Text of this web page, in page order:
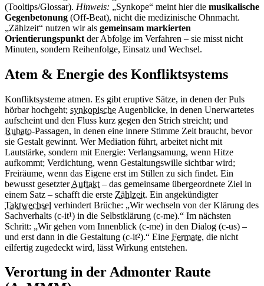
(Tooltips/Glossar). Hinweis: „Synkope“ meint hier die musikalische
Gegenbetonung (Off-Beat), nicht die medizinische Ohnmacht.
„Zählzeit“ nutzen wir als gemeinsam markierten
Orientierungspunkt der Abfolge im Verfahren – sie misst nicht
Minuten, sondern Reihenfolge, Einsatz und Wechsel.
Atem & Energie des Konfliktsystems
Konfliktsysteme atmen. Es gibt eruptive Sätze, in denen der Puls
hörbar hochgeht; synkopische Augenblicke, in denen Unerwartetes
aufscheint und den Fluss kurz gegen den Strich streicht; und
Rubato-Passagen, in denen eine innere Stimme Zeit braucht, bevor
sie Gestalt gewinnt. Wer Mediation führt, arbeitet nicht mit
Lautstärke, sondern mit Energie: Verlangsamung, wenn Hitze
aufkommt; Verdichtung, wenn Gestaltungswille sichtbar wird;
Freiräume, wenn das Eigene erst im Stillen zu sich findet. Ein
bewusst gesetzterAuftakt – das gemeinsame übergeordnete Ziel in
einem Satz – schafft die erste Zählzeit. Ein angekündigter
Taktwechsel verhindert Brüche: „Wir wechseln von der Klärung des
Sachverhalts (c-it¹) in die Selbstklärung (c-me).“ Im nächsten
Schritt: „Wir gehen vom Innenblick (c-me) in den Dialog (c-us) –
und erst dann in die Gestaltung (c-it²).“ Eine Fermate, die nicht
eilfertig zugedeckt wird, lässt Wirkung entstehen.
Verortung in der Admonter Raute